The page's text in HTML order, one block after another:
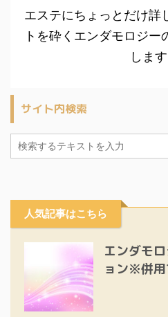
エステにちょっとだけ詳
トを砕くエンダモロジー
します
サイト内検索
人気記事はこちら
エンダモ
ョン※併用